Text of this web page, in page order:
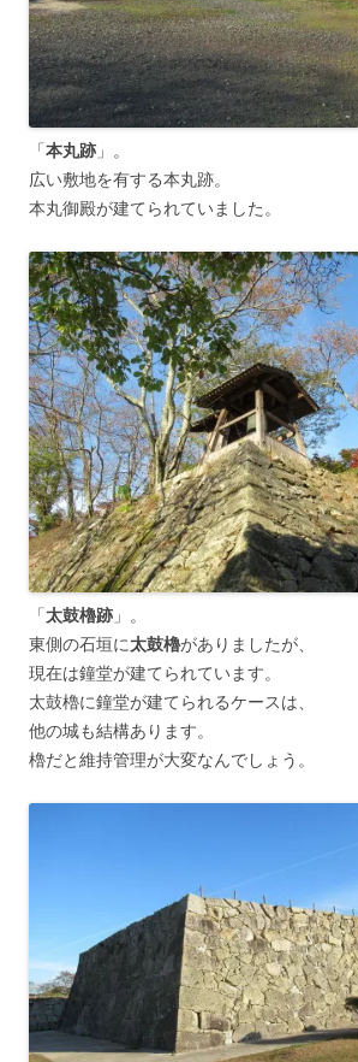
「本丸跡 」。
広い敷地を有する本丸跡。
本丸御殿が建てられていました。
「太鼓櫓跡 」。
東側の石垣に太鼓櫓がありましたが、
現在は鐘堂が建てられています。
太鼓櫓に鐘堂が建てられるケースは、
他の城も結構あります。
櫓だと維持管理が大変なんでしょう。